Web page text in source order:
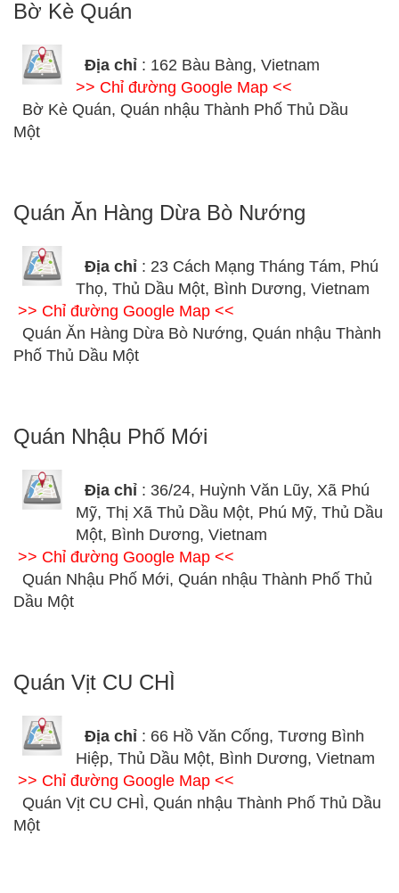
Bờ Kè Quán
Địa chỉ : 162 Bàu Bàng, Vietnam
>> Chỉ đường Google Map <<
Bờ Kè Quán, Quán nhậu Thành Phố Thủ Dầu
Một
Quán Ăn Hàng Dừa Bò Nướng
Địa chỉ : 23 Cách Mạng Tháng Tám, Phú
Thọ, Thủ Dầu Một, Bình Dương, Vietnam
>> Chỉ đường Google Map <<
Quán Ăn Hàng Dừa Bò Nướng, Quán nhậu Thành
Phố Thủ Dầu Một
Quán Nhậu Phố Mới
Địa chỉ : 36/24, Huỳnh Văn Lũy, Xã Phú
Mỹ, Thị Xã Thủ Dầu Một, Phú Mỹ, Thủ Dầu
Một, Bình Dương, Vietnam
>> Chỉ đường Google Map <<
Quán Nhậu Phố Mới, Quán nhậu Thành Phố Thủ
Dầu Một
Quán Vịt CU CHÌ
Địa chỉ : 66 Hồ Văn Cống, Tương Bình
Hiệp, Thủ Dầu Một, Bình Dương, Vietnam
>> Chỉ đường Google Map <<
Quán Vịt CU CHÌ, Quán nhậu Thành Phố Thủ Dầu
Một